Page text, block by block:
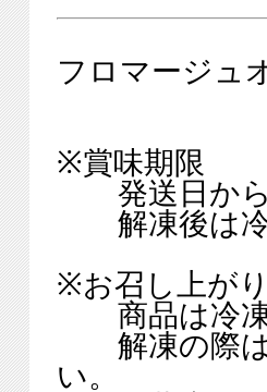
フロマージュ
※賞味期限
発送日から
解凍後は冷
※お召し上が
商品は冷凍
解凍の際は
い。